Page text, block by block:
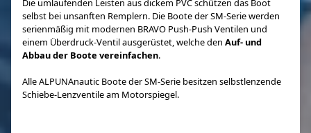
Die umlaufenden Leisten aus dickem PVC schützen das Boot
selbst bei unsanften Remplern. Die Boote der SM-Serie werden
serienmäßig mit modernen BRAVO Push-Push Ventilen und
einem Überdruck-Ventil ausgerüstet, welche den Auf- und
Abbau der Boote vereinfachen.
Alle ALPUNAnautic Boote der SM-Serie besitzen selbstlenzende
Schiebe-Lenzventile am Motorspiegel.